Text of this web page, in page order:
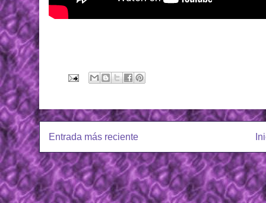
Entrada más reciente